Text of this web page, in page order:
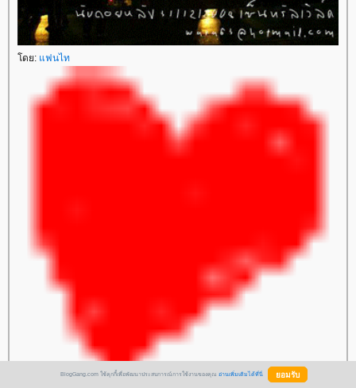
ดย: ฟนไท
BlogGang.com ใช้คุกกี้เพื่อพัฒนาประสบการณ์การใช้งานของคุณ อ่านเพิ่มเติมได้ที่นี่